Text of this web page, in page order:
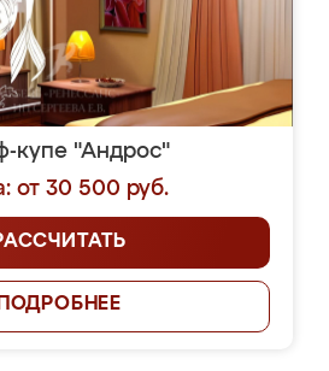
купе "Андрос"
от 30 500 руб.
ПОДРОБНЕЕ